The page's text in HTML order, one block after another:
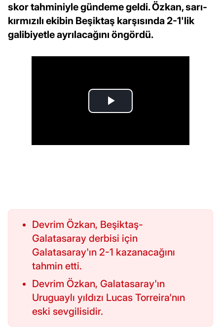
skor tahminiyle gündeme geldi. Özkan, sarı-
kırmızılı ekibin Beşiktaş karşısında 2-1'lik
galibiyetle ayrılacağını öngördü.
Devrim Özkan, Beşiktaş-
Galatasaray derbisi için
Galatasaray'ın 2-1 kazanacağını
tahmin etti.
Devrim Özkan, Galatasaray'ın
Uruguaylı yıldızı Lucas Torreira'nın
eski sevgilisidir.